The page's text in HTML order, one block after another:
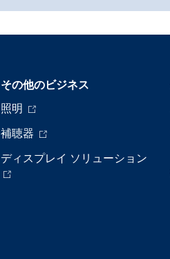
その他のビジネス
照明
補聴器
ディスプレイ ソリューション